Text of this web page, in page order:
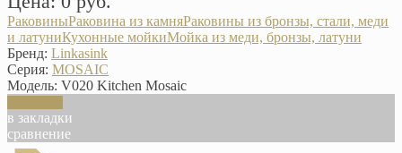
РаковиныРаковина из камняРаковины из бронзы, стали, меди
и латуниКухонные мойкиМойка из меди, бронзы, латуни
Бренд: Linkasink
Серия: MOSAIC
Модель: V020 Kitchen Mosaic
в закладки
сравнение